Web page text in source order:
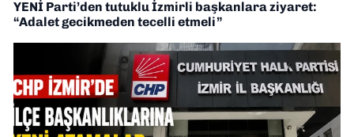
YENİ Parti’den tutuklu İzmirli başkanlara ziyaret:
“Adalet gecikmeden tecelli etmeli”